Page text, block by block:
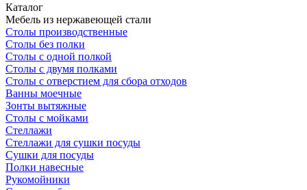
Каталог
Мебель из нержавеющей стали
Столы производственные
Столы без полки
Столы с одной полкой
Столы с двумя полками
Столы с отверстием для сбора отходов
Ванны моечные
Зонты вытяжные
Столы с мойками
Стеллажи
Стеллажи для сушки посуды
Сушки для посуды
Полки навесные
Рукомойники